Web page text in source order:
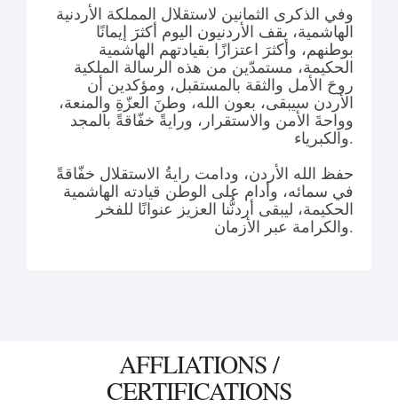
وفي الذكرى الثمانين لاستقلال المملكة الأردنية
الهاشمية، يقف الأردنيون اليوم أكثرَ إيمانًا
بوطنهم، وأكثرَ اعتزازًا بقيادتهم الهاشمية
الحكيمة، مستمدّين من هذه الرسالة الملكية
روحَ الأمل والثقة بالمستقبل، ومؤكدين أن
الأردن سيبقى، بعون الله، وطنَ العزّةِ والمنعة،
وواحةَ الأمن والاستقرار، ورايةً خفّاقةً بالمجد
والكبرياء.
حفظ الله الأردن، ودامت رايةُ الاستقلال خفّاقةً
في سمائه، وأدام على الوطن قيادته الهاشمية
الحكيمة، ليبقى أردنُّنا العزيز عنوانًا للفخر
والكرامة عبر الأزمان.
AFFLIATIONS /
CERTIFICATIONS